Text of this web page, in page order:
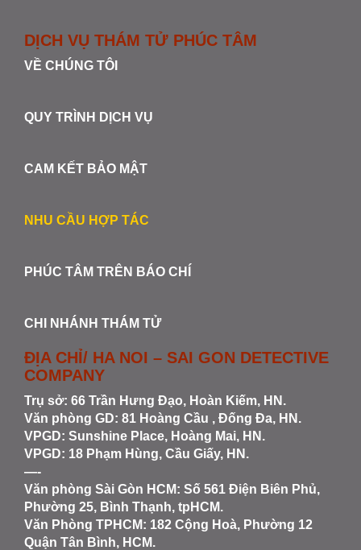
DỊCH VỤ THÁM TỬ PHÚC TÂM
VỀ CHÚNG TÔI
QUY TRÌNH DỊCH VỤ
CAM KẾT BẢO MẬT
NHU CẦU HỢP TÁC
PHÚC TÂM TRÊN BÁO CHÍ
CHI NHÁNH THÁM TỬ
ĐỊA CHỈ/ HA NOI – SAI GON DETECTIVE
COMPANY
Trụ sở: 66 Trần Hưng Đạo, Hoàn Kiếm, HN.
Văn phòng GD: 81 Hoàng Cầu , Đống Đa, HN.
VPGD: Sunshine Place, Hoàng Mai, HN.
VPGD: 18 Phạm Hùng, Cầu Giấy, HN.
—-
Văn phòng Sài Gòn HCM: Số 561 Điện Biên Phủ,
Phường 25, Bình Thạnh, tpHCM.
Văn Phòng TPHCM: 182 Cộng Hoà, Phường 12
Quận Tân Bình, HCM.